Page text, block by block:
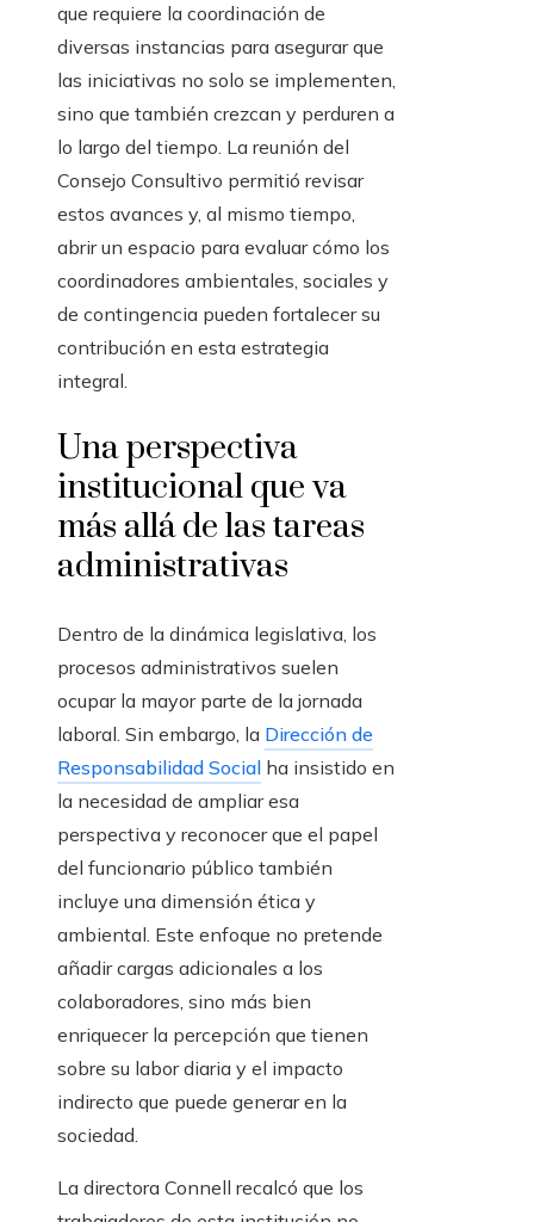
que requiere la coordinación de
diversas instancias para asegurar que
las iniciativas no solo se implementen,
sino que también crezcan y perduren a
lo largo del tiempo. La reunión del
Consejo Consultivo permitió revisar
estos avances y, al mismo tiempo,
abrir un espacio para evaluar cómo los
coordinadores ambientales, sociales y
de contingencia pueden fortalecer su
contribución en esta estrategia
integral.
Una perspectiva
institucional que va
más allá de las tareas
administrativas
Dentro de la dinámica legislativa, los
procesos administrativos suelen
ocupar la mayor parte de la jornada
laboral. Sin embargo, la Dirección de
Responsabilidad Social ha insistido en
la necesidad de ampliar esa
perspectiva y reconocer que el papel
del funcionario público también
incluye una dimensión ética y
ambiental. Este enfoque no pretende
añadir cargas adicionales a los
colaboradores, sino más bien
enriquecer la percepción que tienen
sobre su labor diaria y el impacto
indirecto que puede generar en la
sociedad.
La directora Connell recalcó que los